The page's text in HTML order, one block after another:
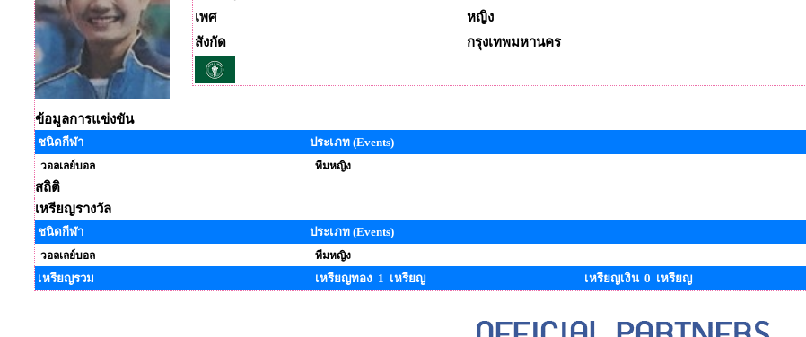
เพศ
หญิง
สังกัด
กรุงเทพมหานคร
ข้อมูลการแข่งขัน
ชนิดกีฬา ประเภท (Events)
วอลเลย์บอล ทีมหญิง
สถิติ
เหรียญรางวัล
ชนิดกีฬา ประเภท (Events)
วอลเลย์บอล ทีมหญิง
เหรียญรวม เหรียญทอง 1 เหรียญ เหรียญเงิน 0 เหรียญ